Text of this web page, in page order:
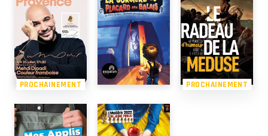
PROCHAINEMENT PROCHAINEMENT